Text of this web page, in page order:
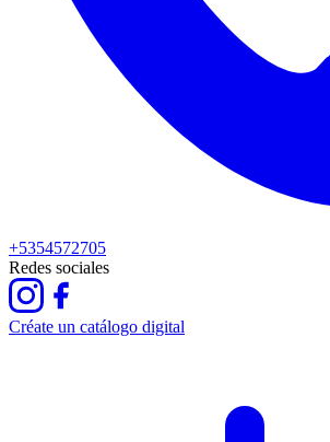
+5354572705
Redes sociales
Créate un catálogo digital